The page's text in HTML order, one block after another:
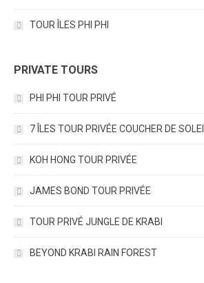
TOUR ÎLES PHI PHI
PRIVATE TOURS
PHI PHI TOUR PRIVÉ
7 ÎLES TOUR PRIVÉE COUCHER DE SOLEIL
KOH HONG TOUR PRIVÉE
JAMES BOND TOUR PRIVÉE
TOUR PRIVÉ JUNGLE DE KRABI
BEYOND KRABI RAIN FOREST